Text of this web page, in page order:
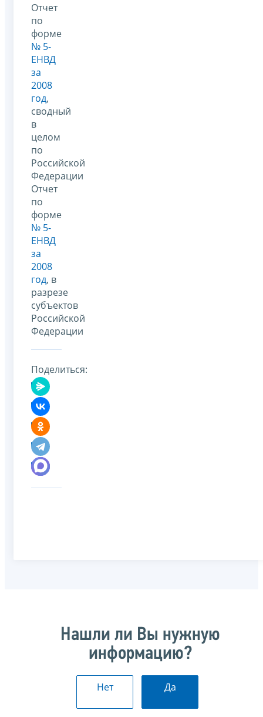
Отчет
по
форме
№ 5-
ЕНВД
за
2008
год,
сводный
в
целом
по
Российской
Федерации
Отчет
по
форме
№ 5-
ЕНВД
за
2008
год, в
разрезе
субъектов
Российской
Федерации
Поделиться:
Нашли ли Вы нужную
информацию?
Нет Да